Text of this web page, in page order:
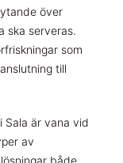
över
ska serveras.
som
till
Sala är vana vid
av
både